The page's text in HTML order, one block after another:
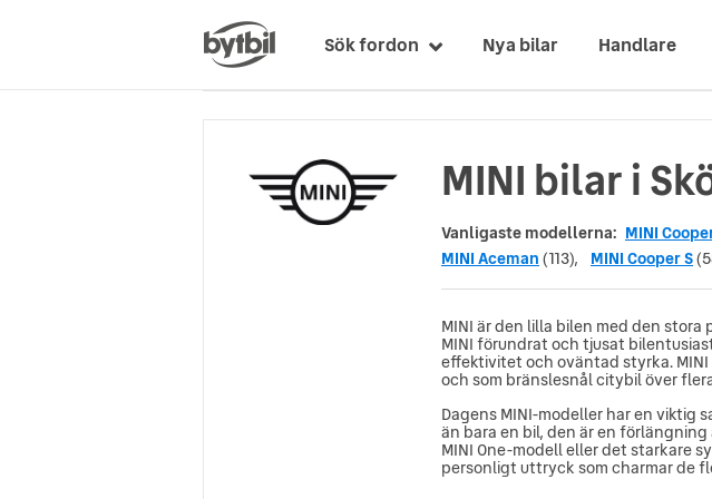
Sök fordon Nya bilar Handlare
MINI bilar i
Vanligaste modellerna: MINI
MINI Aceman (113), MINI Cooper S
MINI är den lilla bilen med den
MINI förundrat och tjusat
effektivitet och oväntad styrka.
och som bränslesnål citybil över
Dagens MINI-modeller har en viktig
än bara en bil, den är en
MINI One-modell eller det starkare
personligt uttryck som charmar de